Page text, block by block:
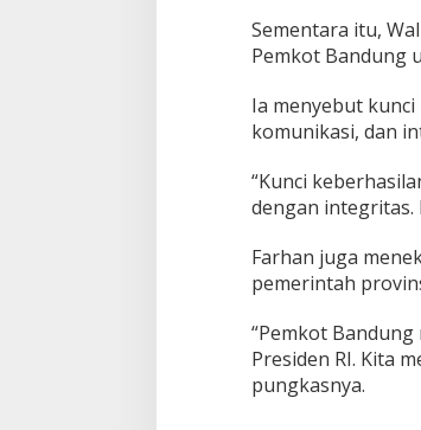
Sementara itu,
Pemkot Bandung
Ia menyebut
komunikasi, dan
“Kunci
dengan integritas.
Farhan juga
pemerintah
“Pemkot
Presiden RI. Kita
pungkasnya.